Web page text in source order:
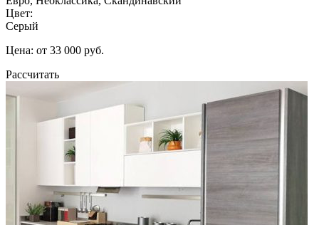
Цвет:
Серый
Цена: от 33 000 руб.
Рассчитать